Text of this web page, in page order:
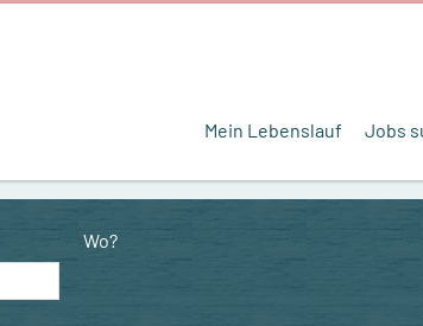
Mein Lebenslauf Jobs
Wo?